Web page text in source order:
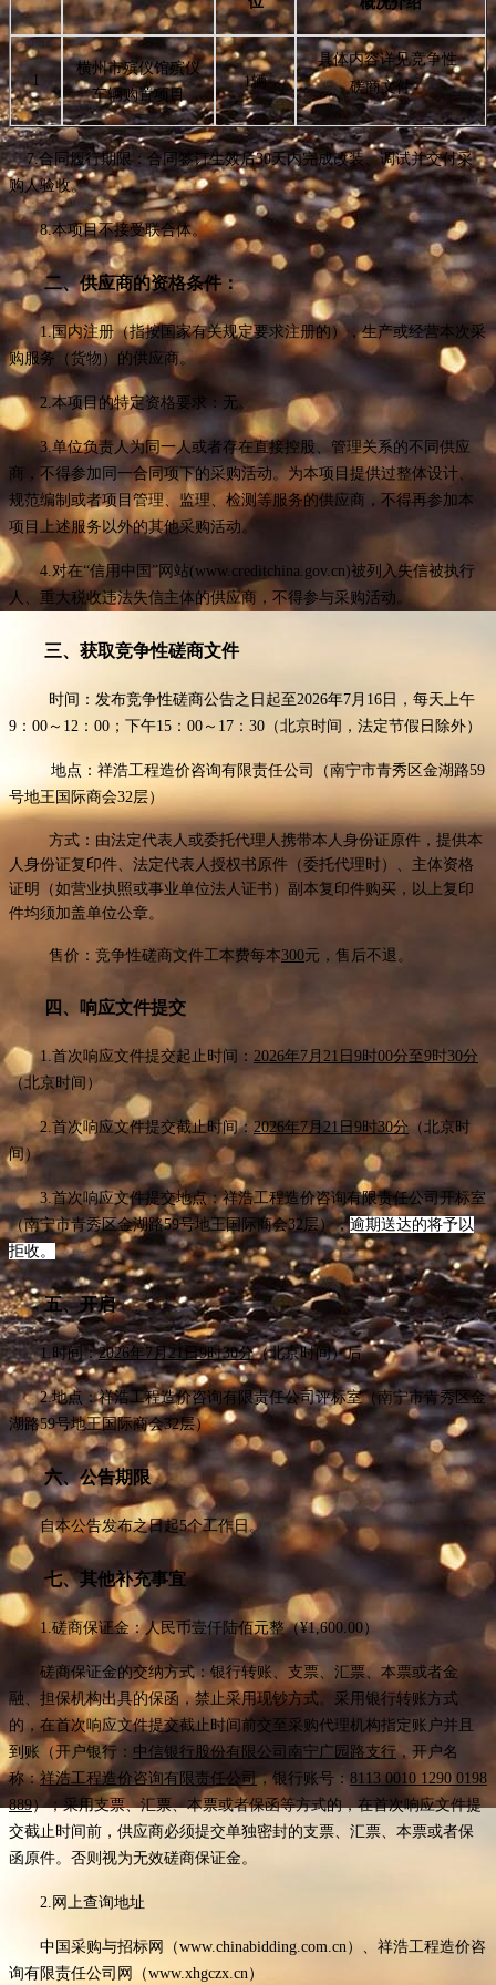
1
横州市殡仪馆殡仪
车辆购置项目
1辆
具体内容详见竞争性
磋商文件
7.合同履行期限：合同签订生效后30天内完成改装、调试并交付采
购人验收。
8.本项目不接受联合体。
二、供应商的资格条件：
1.国内注册（指按国家有关规定要求注册的），生产或经营本次采
购服务（货物）的供应商。
2.本项目的特定资格要求： 无。
3.单位负责人为同一人或者存在直接控股、管理关系的不同供应
商，不得参加同一合同项下的采购活动。为本项目提供过整体设计、
规范编制或者项目管理、监理、检测等服务的供应商，不得再参加本
项目上述服务以外的其他采购活动。
4.对在“信用中国”网站(www.creditchina.gov.cn)被列入失信被执行
人、 重大税收违法失信主体的供应商，不得参与采购活动。
三、获取竞争性磋商文件
时间： 发布竞争性磋商公告之日起至2026年7 月 16日，每天上午
9：00～12：00；下午15：00～17：30（北京时间，法定节假日除外）
地点：祥浩工程造价咨询有限责任公司（南宁市青秀区金湖路59
号地王国际商会32层）
方式： 由法定代表人或委托代理人携带本人身份证原件，提供本
人身份证复印件、法定代表人授权书原件（委托代理时）、主体资格
证明（如营业执照或事业单位法人证书）副本复印件购买，以上复印
件均须加盖单位公章。
售价：竞争性磋商文件工本费每本300元，售后不退。
四、响应文件提交
1.首次响应文件提交起止时间： 2026年7月21日9时00分至9时30分
（北京时间）
2. 首次响应文件提交截止时间： 2026年7月21日9时30分（北京时
间）
3.首次响应文件提交地点：祥浩工程造价咨询有限责任公司开标室
（南宁市青秀区金湖路59号地王国际商会32层），逾期送达的将予以
拒收。
五、开启
1.时间：2026年7月21日9时30分（北京时间）后
2.地点：祥浩工程造价咨询有限责任公司评标室（南宁市青秀区金
湖路59号地王国际商会32层）
六、公告期限
自本公告发布之日起5个工作日。
七、其他补充事宜
1.磋商保证金：人民币壹仟陆佰元整（¥1,600.00）
磋商保证金的交纳方式：银行转账、支票、汇票、本票或者金
融、担保机构出具的保函，禁止采用现钞方式。采用银行转账方式
的，在首次响应文件提交截止时间前交至采购代理机构指定账户并且
到账（开户银行： 中信银行股份有限公司南宁广园路支行，开户名
称：祥浩工程造价咨询有限责任公司，银行账号： 8113 0010 1290 0198
889）；采用支票、汇票、本票或者保函等方式的，在首次响应文件提
交截止时间前，供应商必须提交单独密封的支票、汇票、本票或者保
函原件。否则视为无效磋商保证金。
2.网上查询地址
中国采购与招标网（www.chinabidding.com.cn）、 祥浩工程造价咨
询有限责任公司网（www.xhgczx.cn）